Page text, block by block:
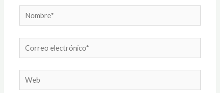
Nombre*
Correo
electrónico*
Web